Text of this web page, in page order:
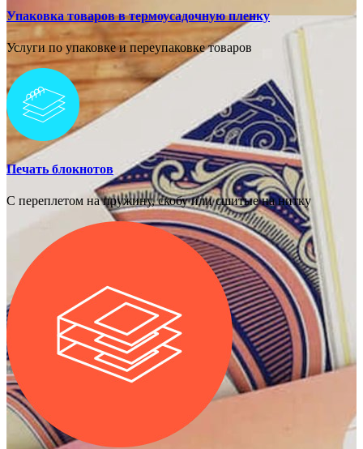
Упаковка товаров в термоусадочную пленку
Услуги по упаковке и переупаковке товаров
Печать блокнотов
С переплетом на пружину, скобу или сшитые на нитку